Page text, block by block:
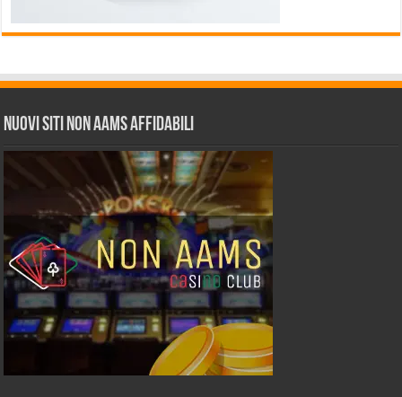
Nuovi siti non AAMS affidabili